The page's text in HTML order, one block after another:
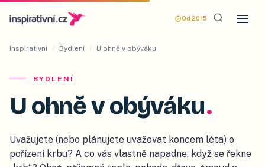
Od 2015
Inspirativní / Bydlení / U ohně v obýváku
BYDLENÍ
U ohně v obýváku.
Uvažujete (nebo plánujete uvažovat koncem léta) o
pořízení krbu? A co vás vlastně napadne, když se řekne